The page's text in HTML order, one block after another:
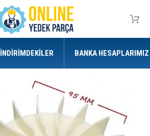
İNDIRIMDEKILER BANKA HESAPLARIMIZ